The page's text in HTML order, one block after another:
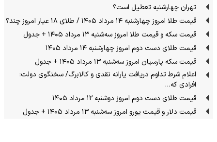
تهران چهارشنبه تعطیل است؟
قیمت طلا امروز چهارشنبه ۱۴ مرداد ۱۴۰۵ / طلای ۱۸ عیار امروز چند؟
قیمت سکه و قیمت طلا امروز سه‌شنبه ۱۳ مرداد ۱۴۰۵ + جدول
قیمت طلای دست دوم امروز چهارشنبه ۱۴ مرداد ۱۴۰۵
قیمت سکه پارسیان امروز سه‌شنبه ۱۳ مرداد ۱۴۰۵ + جدول
اعلام شرط تداوم دریافت یارانه نقدی و کالابرگ/ سخنگوی دولت:
افرادی که…
قیمت طلای دست دوم امروز دوشنبه ۱۲ مرداد ۱۴۰۵
قیمت دلار و قیمت یورو امروز سه‌شنبه ۱۳ مرداد ۱۴۰۵ + جدول